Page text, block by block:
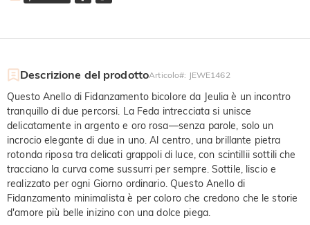
Descrizione del prodottoArticolo#: JEWE1462
Questo Anello di Fidanzamento bicolore da Jeulia è un incontro
tranquillo di due percorsi. La Feda intrecciata si unisce
delicatamente in argento e oro rosa—senza parole, solo un
incrocio elegante di due in uno. Al centro, una brillante pietra
rotonda riposa tra delicati grappoli di luce, con scintillii sottili che
tracciano la curva come sussurri per sempre. Sottile, liscio e
realizzato per ogni Giorno ordinario. Questo Anello di
Fidanzamento minimalista è per coloro che credono che le storie
d'amore più belle inizino con una dolce piega.